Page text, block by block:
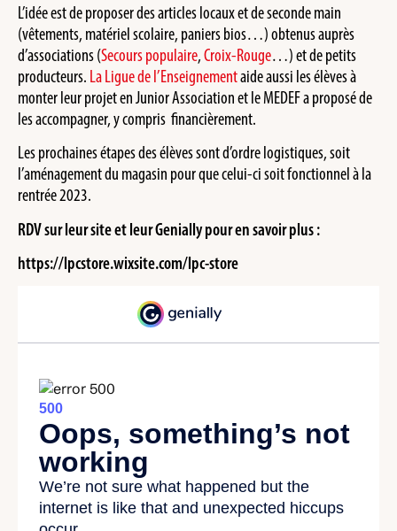
L’idée est de proposer des articles locaux et de seconde main
(vêtements, matériel scolaire, paniers bios…) obtenus auprès
d’associations (Secours populaire,Croix-Rouge…) et de petits
producteurs. La Ligue de l’Enseignementaide aussi les élèves à
monter leur projet en Junior Association et le MEDEF a proposé de
les accompagner, y compris financièrement.
Les prochaines étapes des élèves sont d’ordre logistiques, soit
l’aménagement du magasin pour que celui-ci soit fonctionnel à la
rentrée 2023.
RDV sur leur site et leur Genially pour en savoir plus :
https://lpcstore.wixsite.com/lpc-store